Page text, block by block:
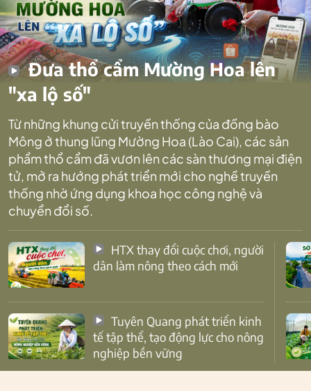
Đưa thổ cẩm Mường Hoa lên
"xa lộ số"
Từ những khung cửi truyền thống của đồng bào
Mông ở thung lũng Mường Hoa (Lào Cai), các sản
phẩm thổ cẩm đã vươn lên các sàn thương mại điện
tử, mở ra hướng phát triển mới cho nghề truyền
thống nhờ ứng dụng khoa học công nghệ và
chuyển đổi số.
dân làm nông theo cách mới
tế tập thể, tạo động lực cho nông
nghiệp bền vững